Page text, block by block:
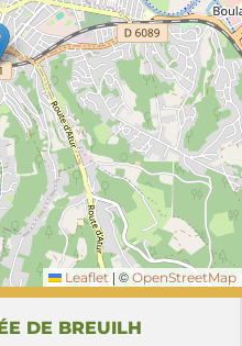
Leaflet | © OpenStreetMap
DE BREUILH